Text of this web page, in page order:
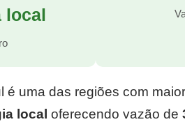
local
é uma das regiões com
local oferecendo vazão de